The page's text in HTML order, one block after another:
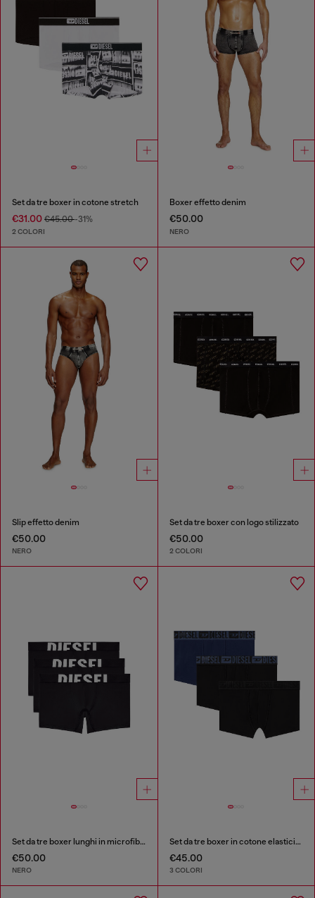
Set da tre boxer in cotone stretch
€31.00 €45.00-31%
2 COLORI
Boxer effetto denim
€50.00
NERO
Slip effetto denim
€50.00
NERO
Set da tre boxer con logo stilizzato
€50.00
2 COLORI
Set da tre boxer lunghi in microfibra
€50.00
NERO
Set da tre boxer in cotone elasticizzato con fascia in vita tono su tono
€45.00
3 COLORI